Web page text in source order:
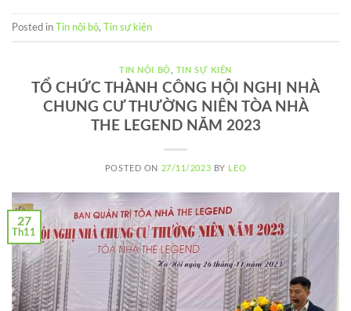
Posted in Tin nội bộ, Tin sự kiện
TIN NỘI BỘ, TIN SỰ KIỆN
TỔ CHỨC THÀNH CÔNG HỘI NGHỊ NHÀ
CHUNG CƯ THƯỜNG NIÊN TÒA NHÀ
THE LEGEND NĂM 2023
POSTED ON 27/11/2023 BY LEO
27
Th11